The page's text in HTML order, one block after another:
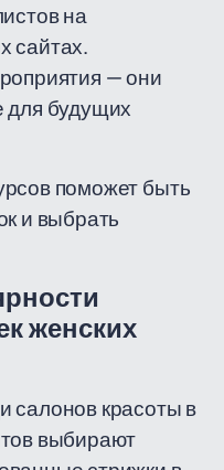
на
сайтах.
— они
для будущих
поможет быть
и выбрать
женских
салонов красоты в
выбирают